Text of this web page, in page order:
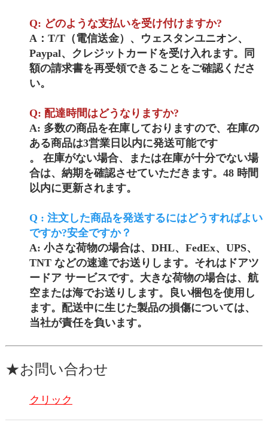
Q: どのような支払いを受け付けますか?
A：T/T（電信送金）、ウェスタンユニオン、
Paypal、クレジットカードを受け入れます。同
額の請求書を再受領できることをご確認くださ
い。
Q: 配達時間はどうなりますか?
A: 多数の商品を在庫しておりますので、在庫の
ある商品は3営業日以内に発送可能です
。 在庫がない場合、または在庫が十分でない場
合は、納期を確認させていただきます。48 時間
以内に更新されます。
Q : 注文した商品を発送するにはどうすればよい
ですか?安全ですか？
A: 小さな荷物の場合は、DHL、FedEx、UPS、
TNT などの速達でお送りします。それはドアツ
ードア サービスです。大きな荷物の場合は、航
空または海でお送りします。良い梱包を使用し
ます。配送中に生じた製品の損傷については、
当社が責任を負います。
★お問い合わせ
クリック